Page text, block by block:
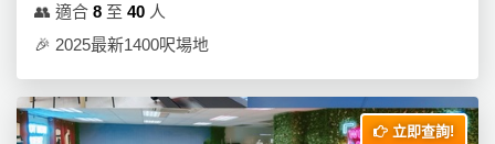
👥 適合 8 至 40 人
🎉 2025最新1400呎場地
立即查詢!